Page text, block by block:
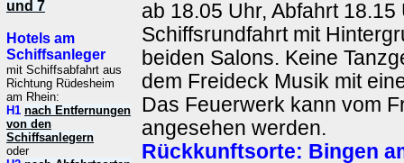
und 7
Hotels am
Schiffsanleger
mit Schiffsabfahrt aus
Richtung Rüdesheim
am Rhein:
H1 nach Entfernungen
von den
Schiffsanlegern
oder
ab 18.05 Uhr, Abfahrt 18.15
Schiffsrundfahrt mit
beiden Salons. Keine
dem Freideck Musik mit
Das Feuerwerk kann vom
angesehen werden.
Rückkunftsorte: Bingen